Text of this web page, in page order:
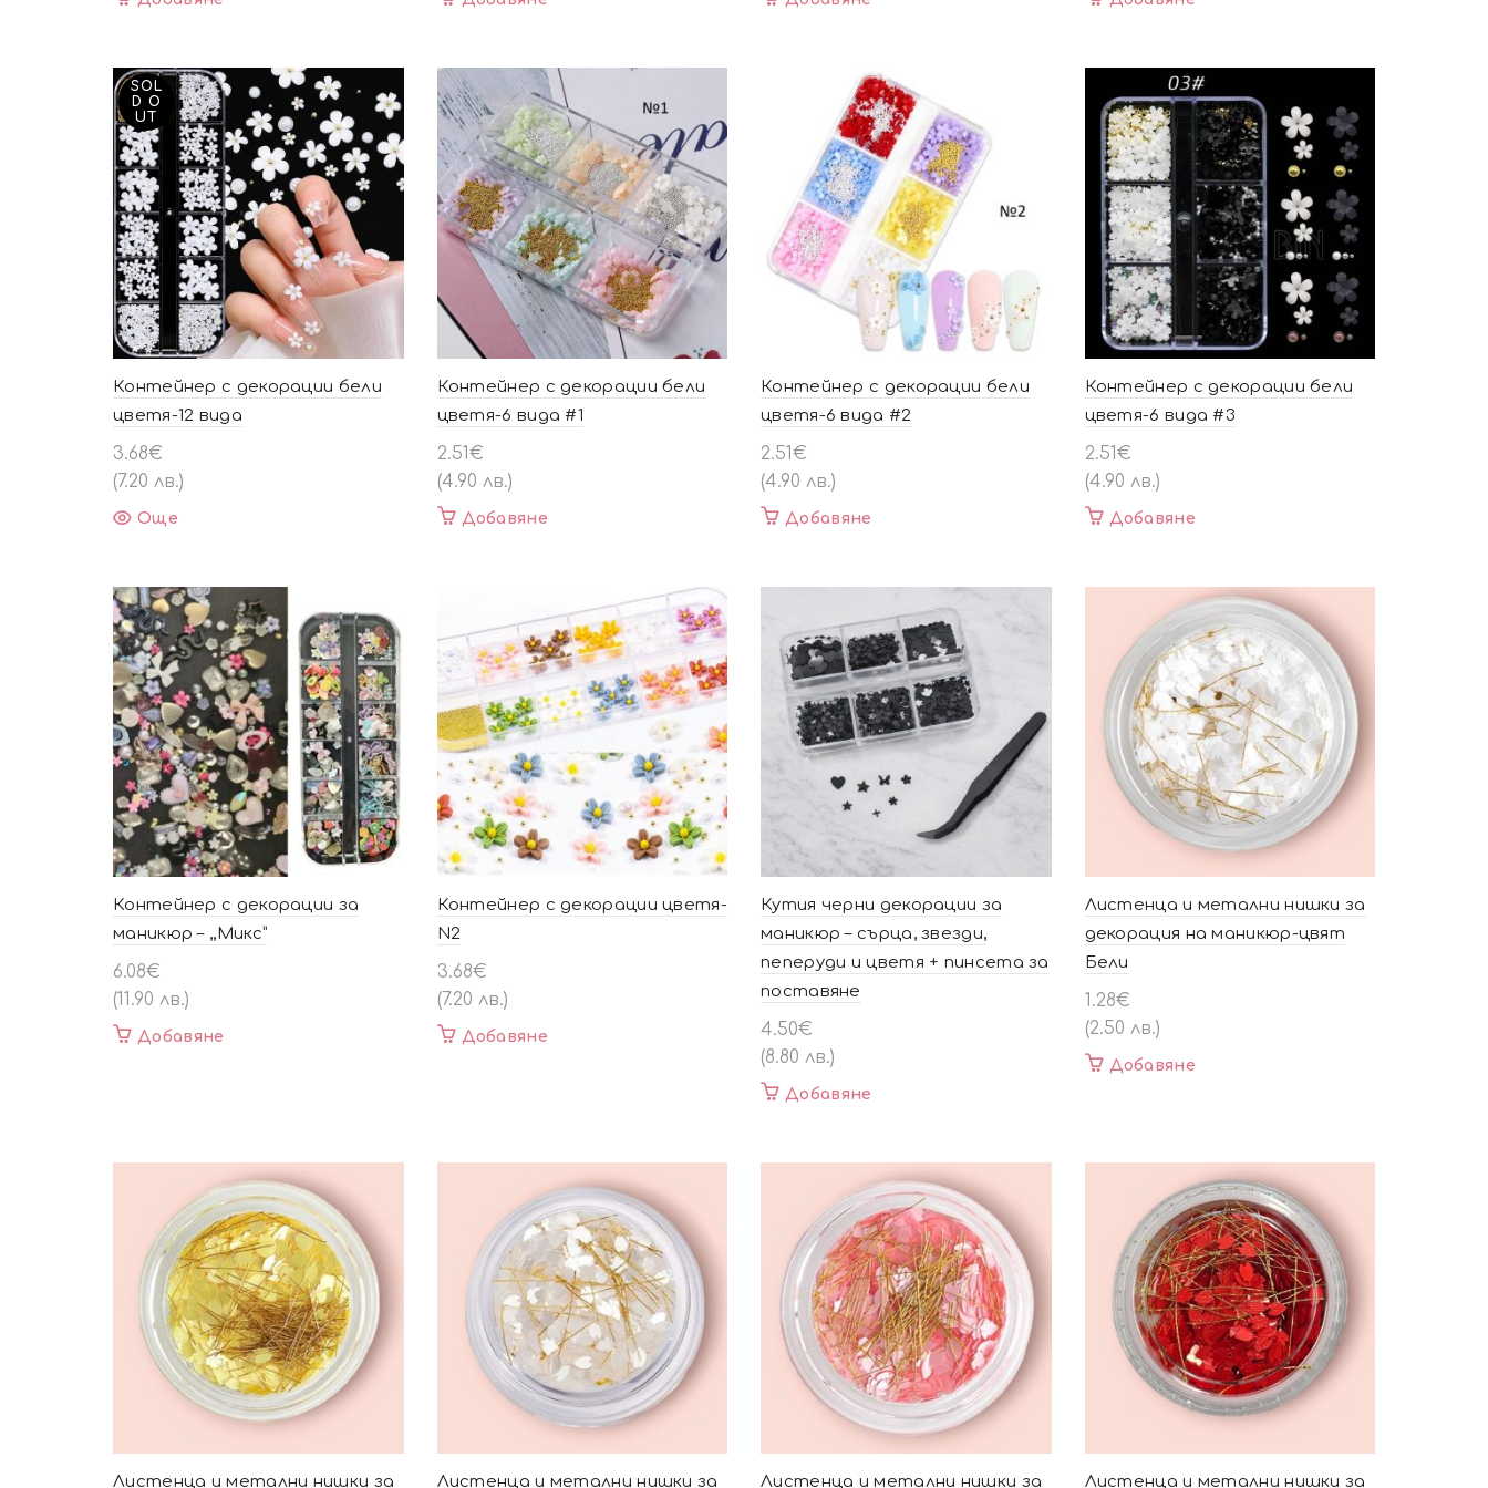
SOL
D O
UT
Контейнер с декорации бели
цветя-12 вида
3.68€
(7.20 лв.)
Още
Контейнер с декорации бели
цветя-6 вида #1
2.51€
(4.90 лв.)
Добавяне
Контейнер с декорации бели
цветя-6 вида #2
2.51€
(4.90 лв.)
Добавяне
Контейнер с декорации бели
цветя-6 вида #3
2.51€
(4.90 лв.)
Добавяне
Контейнер с декорации за
маникюр – ,,Mикс”
6.08€
(11.90 лв.)
Добавяне
Контейнер с декорации цветя-
N2
3.68€
(7.20 лв.)
Добавяне
Кутия черни декорации за
маникюр – сърца, звезди,
пеперуди и цветя + пинсета за
поставяне
4.50€
(8.80 лв.)
Добавяне
Листенца и метални нишки за
декорация на маникюр-цвят
Бели
1.28€
(2.50 лв.)
Добавяне
Листенца и метални нишки за Листенца и метални нишки за Листенца и метални нишки за Листенца и метални нишки за